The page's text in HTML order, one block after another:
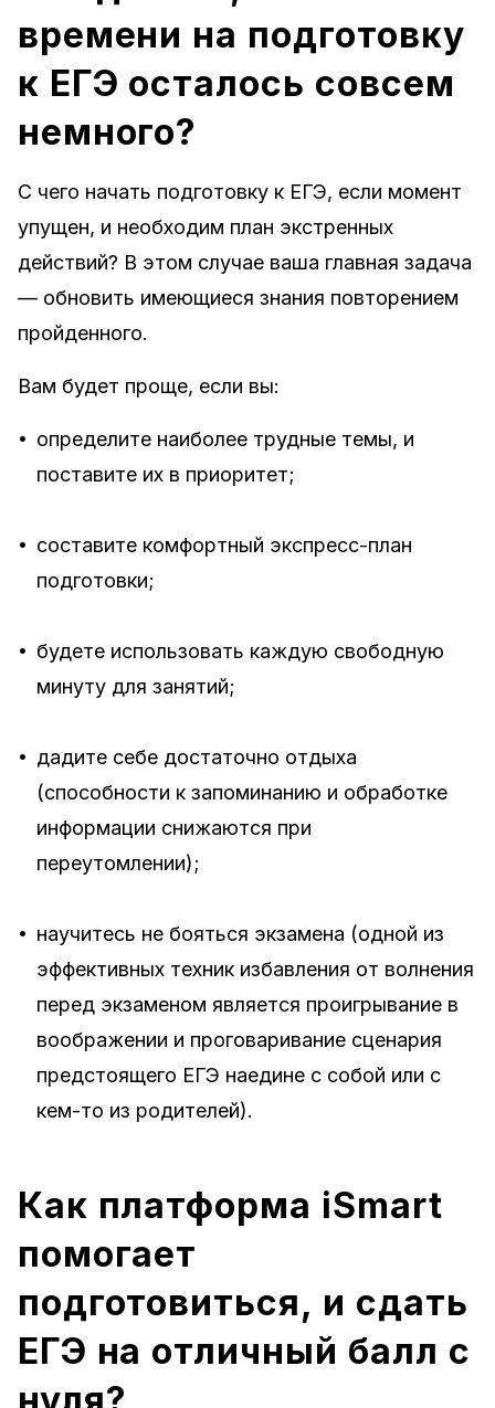
времени на подготовку
к ЕГЭ осталось совсем
немного?
С чего начать подготовку к ЕГЭ, если момент
упущен, и необходим план экстренных
действий? В этом случае ваша главная задача
— обновить имеющиеся знания повторением
пройденного.
Вам будет проще, если вы:
• определите наиболее трудные темы, и
поставите их в приоритет;
• составите комфортный экспресс-план
подготовки;
• будете использовать каждую свободную
минуту для занятий;
• дадите себе достаточно отдыха
(способности к запоминанию и обработке
информации снижаются при
переутомлении);
• научитесь не бояться экзамена (одной из
эффективных техник избавления от волнения
перед экзаменом является проигрывание в
воображении и проговаривание сценария
предстоящего ЕГЭ наедине с собой или с
кем-то из родителей).
Как платформа iSmart
помогает
подготовиться, и сдать
ЕГЭ на отличный балл с